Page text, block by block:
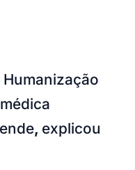
, explicou